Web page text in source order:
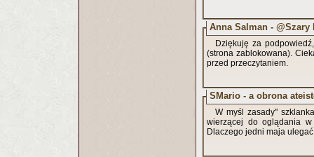
Anna Salman - @Szary
Dziękuję za
(strona zablokowana).
przed przeczytaniem.
SMario - a obrona
W myśl zasady"
wierzącej do oglądania
Dlaczego jedni maja